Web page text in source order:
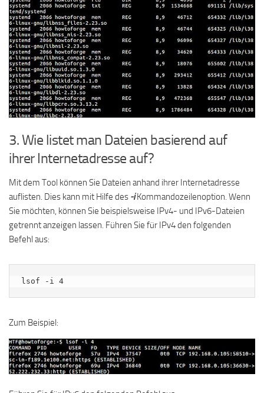
3. Wie listet man Dateien basierend auf
ihrer Internetadresse auf?
Mit dem Tool können Sie Dateien anhand ihrer Internetadresse
auflisten. Dies kann mit Hilfe des -iKommandozeilenoption. Wenn
Sie möchten, können Sie beispielsweise IPv4- und IPv6-Dateien
getrennt anzeigen lassen. Führen Sie für IPv4 den folgenden
Befehl aus:
lsof -i 4
Zum Beispiel: